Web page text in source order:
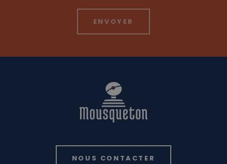
NOUS CONTACTER